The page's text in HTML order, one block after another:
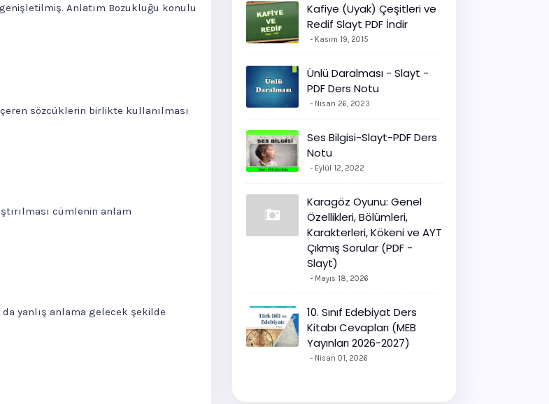
Anlatım Bozukluğu konulu
sözcüklerin birlikte kullanılması
cümlenin anlam
yanlış anlama gelecek şekilde
Kafiye (Uyak) Çeşitleri ve
Redif Slayt PDF İndir
Kasım 19, 2015
Ünlü Daralması - Slayt -
PDF Ders Notu
Nisan 26, 2023
Ses Bilgisi-Slayt-PDF Ders
Notu
Eylül 12, 2022
Karagöz Oyunu: Genel
Özellikleri, Bölümleri,
Karakterleri, Kökeni ve AYT
Çıkmış Sorular (PDF -
Slayt)
Mayıs 18, 2026
10. Sınıf Edebiyat Ders
Kitabı Cevapları (MEB
Yayınları 2026-2027)
Nisan 01, 2026